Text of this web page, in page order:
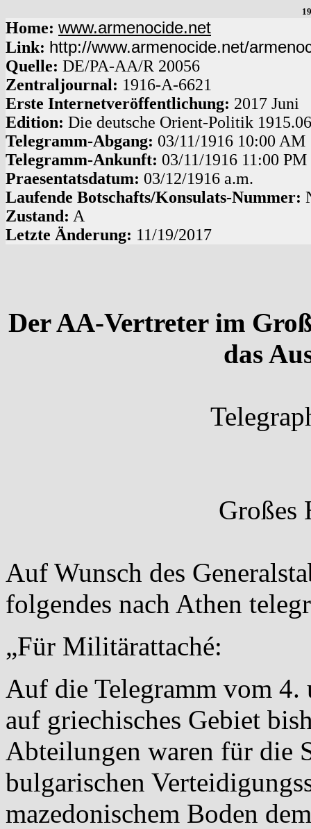
Home: www.armenocide.net
Link: http://www.armenocide.net/
Quelle: DE/PA-AA/R 20056
Zentraljournal: 1916-A-6621
Erste Internetveröffentlichung: 2017 Juni
Edition: Die deutsche Orient-Politik
Telegramm-Abgang: 03/11/1916 10:00 AM
Telegramm-Ankunft: 03/11/1916 11:00 PM
Praesentatsdatum: 03/12/1916 a.m.
Laufende Botschafts/Konsulats-Nummer:
Zustand: A
Letzte Änderung: 11/19/2017
Der AA-Vertreter im
das
Großes
Auf Wunsch des
folgendes nach Athen
„Für Militärattaché:
Auf die Telegramm vom 4.
auf griechisches Gebiet
Abteilungen waren für die
bulgarischen
mazedonischem Boden